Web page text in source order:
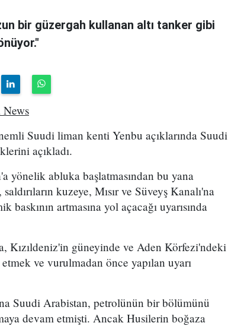
bir güzergah kullanan altı tanker gibi
Suudi liman kenti Yenbu açıklarında Suudi
açıkladı.
yönelik abluka başlatmasından bu yana
kuzeye, Mısır ve Süveyş Kanalı'na
artmasına yol açacağı uyarısında
Kızıldeniz'in güneyinde ve Aden Körfezi'ndeki
ve vurulmadan önce yapılan uyarı
Suudi Arabistan, petrolünün bir bölümünü
devam etmişti. Ancak Husilerin boğaza